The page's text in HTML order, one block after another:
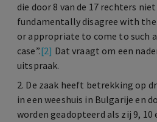
die door 8 van de 17 rechters
fundamentally disagree with
or appropriate to come to such
case”.[2] Dat vraagt om een
uitspraak.
2. De zaak heeft betrekking op
in een weeshuis in Bulgarije en
worden geadopteerd als zij 9, 10